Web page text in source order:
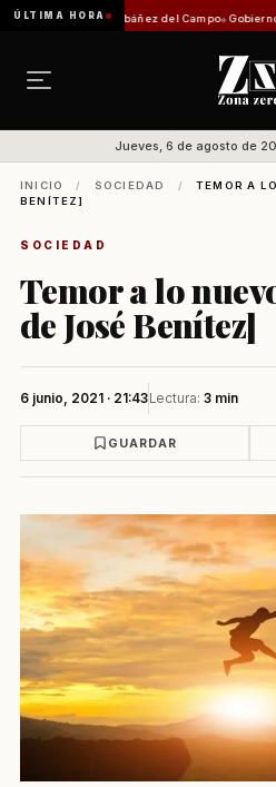
ÚLTIMA HORA
Carlos Ibáñez del Campo Gobierno
Jueves, 6 de agosto de
INICIO / SOCIEDAD /
TEMOR A
BENÍTEZ]
SOCIEDAD
Temor a lo
de José Benítez]
6 junio, 2021 · 21:43Lectura: 3 min
GUARDAR